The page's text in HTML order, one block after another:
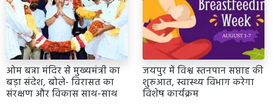
ओम बन्ना मंदिर से मुख्यमंत्री का
बड़ा संदेश, बोले- विरासत का
संरक्षण और विकास साथ-साथ
जयपुर में विश्व स्तनपान सप्ताह की
शुरुआत, स्वास्थ्य विभाग करेगा
विशेष कार्यक्रम